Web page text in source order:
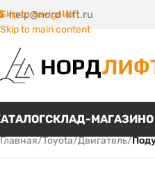
Skip to navigation
Skip to main content
help@nord-lift.ru
СКЛАД-МАГАЗИН
Главная/Toyota/Двигатель/